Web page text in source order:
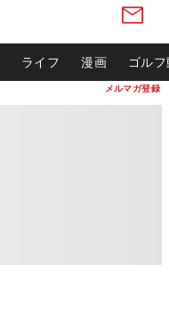
メルマガ登録
ライフ 漫画 ゴル